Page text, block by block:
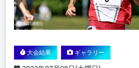
大会結果 ギャラリー